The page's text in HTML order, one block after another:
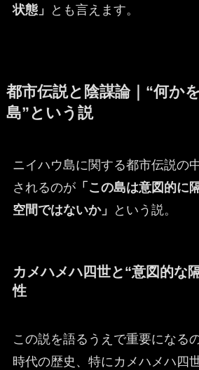
状態」
とも言えます。
都市伝説と陰謀論｜“何か
島”という説
ニイハウ島に関する都市伝説の
されるのが「この島は意図的に
空間ではないか」
という説。
カメハメハ四世と“意図的な
性
この説を語るうえで重要になる
時代の歴史、特にカメハメハ四